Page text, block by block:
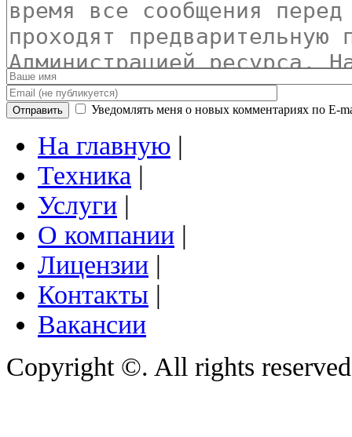
Отправить Уведомлять меня о новых комментариях по E-
На главную |
Техника |
Услуги |
О компании |
Лицензии |
Контакты |
Вакансии
Copyright ©. All rights